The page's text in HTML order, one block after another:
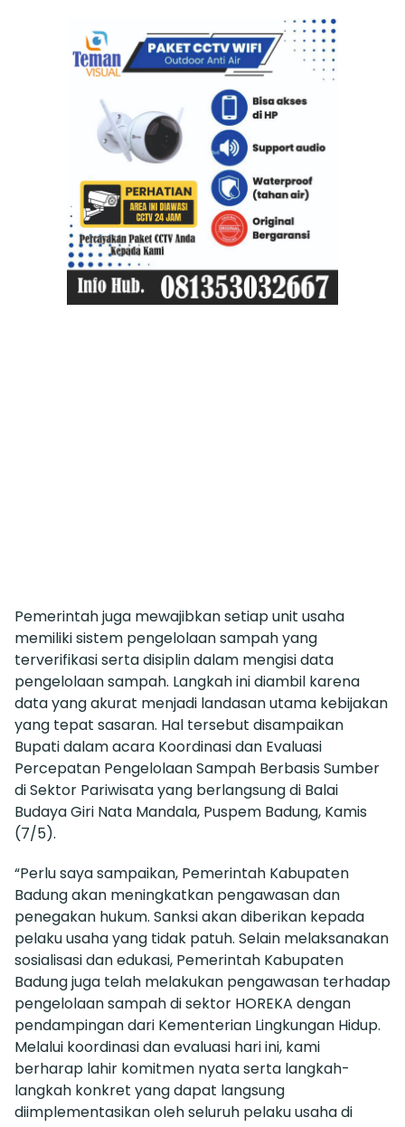
Pemerintah juga mewajibkan setiap unit usaha
memiliki sistem pengelolaan sampah yang
terverifikasi serta disiplin dalam mengisi data
pengelolaan sampah. Langkah ini diambil karena
data yang akurat menjadi landasan utama kebijakan
yang tepat sasaran. Hal tersebut disampaikan
Bupati dalam acara Koordinasi dan Evaluasi
Percepatan Pengelolaan Sampah Berbasis Sumber
di Sektor Pariwisata yang berlangsung di Balai
Budaya Giri Nata Mandala, Puspem Badung, Kamis
(7/5).
“Perlu saya sampaikan, Pemerintah Kabupaten
Badung akan meningkatkan pengawasan dan
penegakan hukum. Sanksi akan diberikan kepada
pelaku usaha yang tidak patuh. Selain melaksanakan
sosialisasi dan edukasi, Pemerintah Kabupaten
Badung juga telah melakukan pengawasan terhadap
pengelolaan sampah di sektor HOREKA dengan
pendampingan dari Kementerian Lingkungan Hidup.
Melalui koordinasi dan evaluasi hari ini, kami
berharap lahir komitmen nyata serta langkah-
langkah konkret yang dapat langsung
diimplementasikan oleh seluruh pelaku usaha di